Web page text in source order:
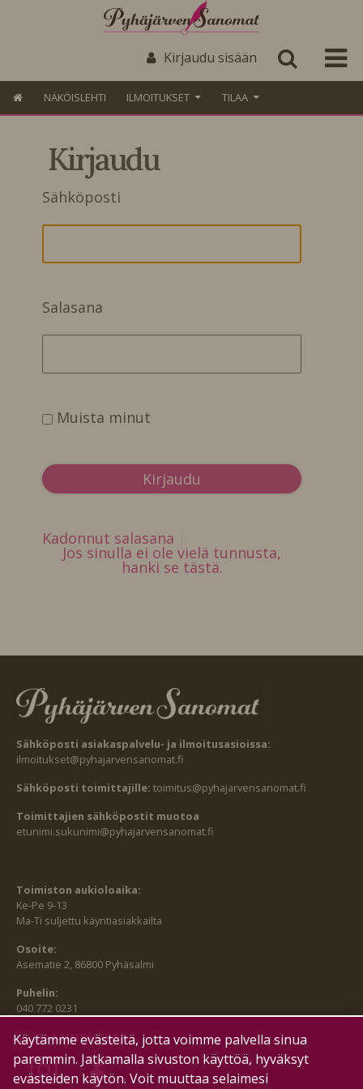
Kirjaudu sisään
NÄKÖISLEHTI ILMOITUKSET TILAA
Kirjaudu
Sähköposti
Salasana
Muista minut
Kadonnut salasana
Jos sinulla ei ole vielä tunnusta,
hanki se tästä.
Sähköposti asiakaspalvelu- ja ilmoitusasioissa:
ilmoitukset@pyhajarvensanomat.fi
Sähköposti toimittajille: toimitus@pyhajarvensanomat.fi
Toimittajien sähköpostit muotoa
etunimi.sukunimi@pyhajarvensanomat.fi
Toimiston aukioloaika:
Ke-Pe 9-13
Ma-Ti suljettu käyntiasiakkailta
Osoite:
Asematie 2, 86800 Pyhäsalmi
Puhelin:
040 772 0231
SEURAA MEITÄ MYÖS:
Käytämme evästeitä, jotta voimme palvella sinua
paremmin. Jatkamalla sivuston käyttöä, hyväksyt
evästeiden käytön. Voit muuttaa selaimesi